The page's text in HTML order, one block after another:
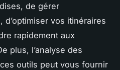
de gérer
vos itinéraires
rapidement aux
plus, l’analyse des
outils peut vous fournir